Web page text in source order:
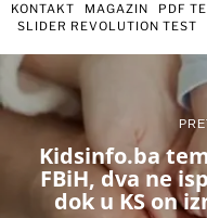
KONTAKT MAGAZIN PDF
SLIDER REVOLUTION TEST
Kidsinfo.ba
FBiH, dva ne
dok u KS on